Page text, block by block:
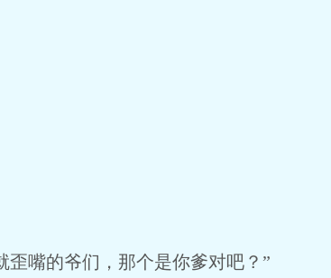
嘴的爷们，那个是你爹对吧？”